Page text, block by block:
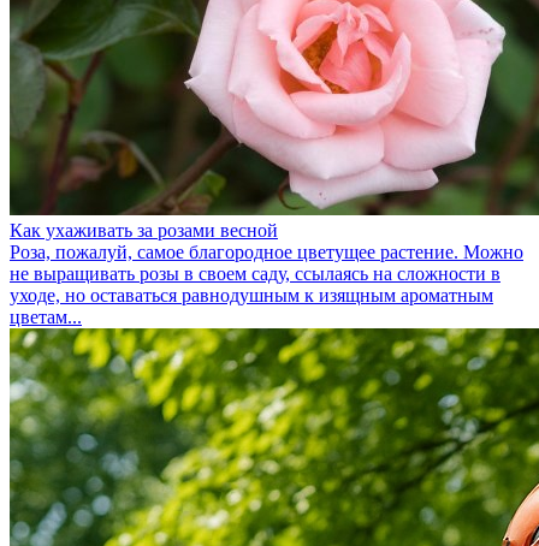
Как ухаживать за розами весной
Роза, пожалуй, самое благородное цветущее растение. Можно
не выращивать розы в своем саду, ссылаясь на сложности в
уходе, но оставаться равнодушным к изящным ароматным
цветам...